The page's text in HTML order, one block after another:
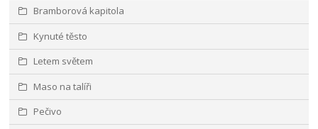
Bramborová kapitola
Kynuté těsto
Letem světem
Maso na talíři
Pečivo